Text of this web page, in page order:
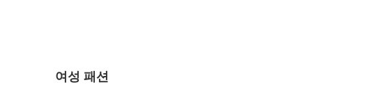
여성 패션